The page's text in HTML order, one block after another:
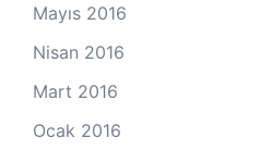
Mayıs 2016
Nisan 2016
Mart 2016
Ocak 2016